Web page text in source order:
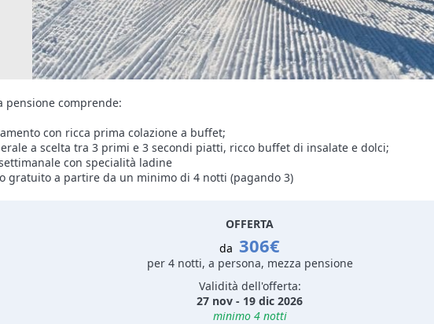
pensione comprende:
con ricca prima colazione a buffet;
a scelta tra 3 primi e 3 secondi piatti, ricco buffet di insalate e dolci;
con specialità ladine
gratuito a partire da un minimo di 4 notti (pagando 3)
OFFERTA
da 306€
per 4 notti, a persona, mezza pensione
Validità dell'offerta:
27 nov - 19 dic 2026
minimo 4 notti